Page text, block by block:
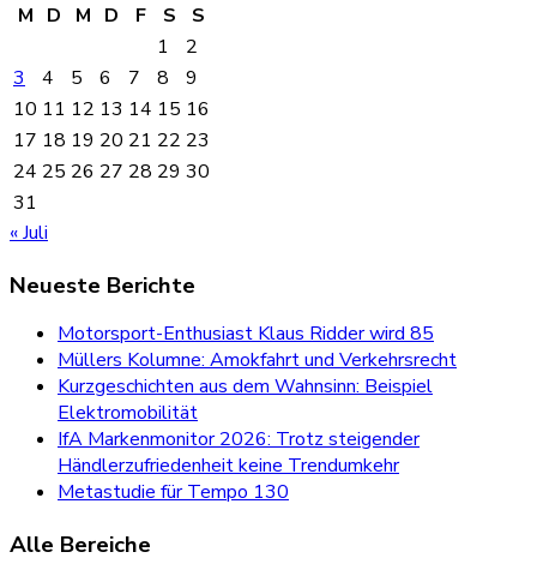
M D M D F S
S
1
2
3
4 5 6 7 8
9
10 11 12 13 14 15 16
17 18 19 20 21 22 23
24 25 26 27 28 29 30
31
« Juli
Neueste Berichte
Motorsport-Enthusiast Klaus Ridder wird 85
Müllers Kolumne: Amokfahrt und Verkehrsrecht
Kurzgeschichten aus dem Wahnsinn: Beispiel
Elektromobilität
IfA Markenmonitor 2026: Trotz steigender
Händlerzufriedenheit keine Trendumkehr
Metastudie für Tempo 130
Alle Bereiche